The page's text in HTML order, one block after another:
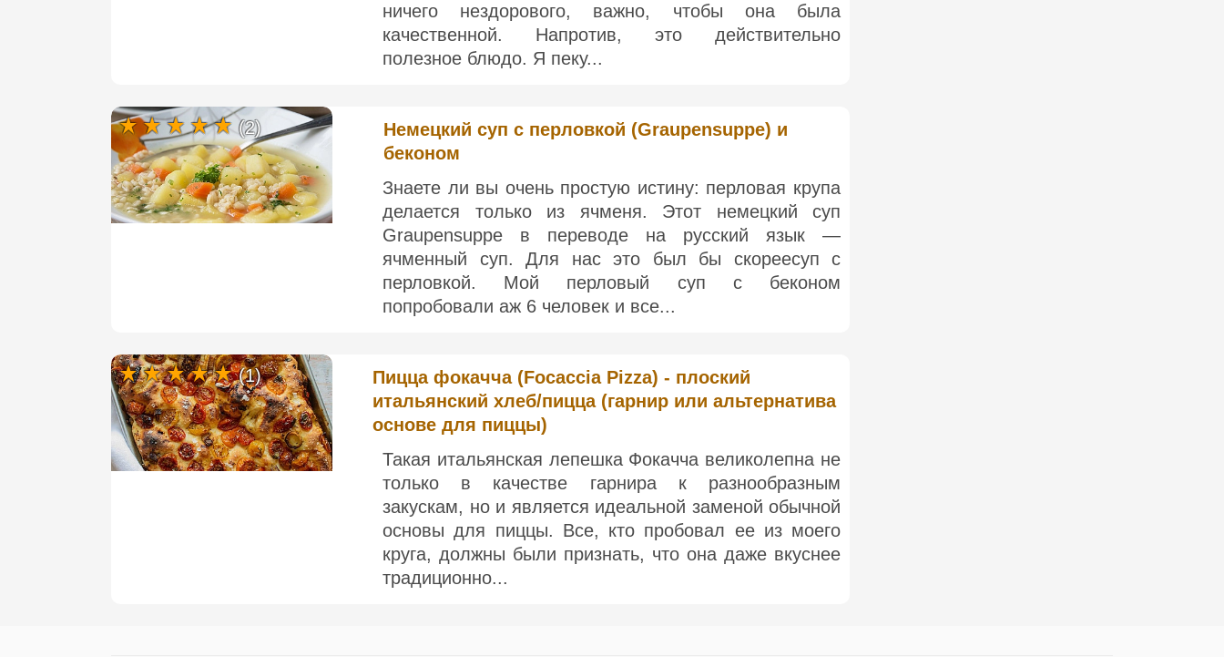
ничего нездорового, важно, чтобы она была
качественной. Напротив, это действительно
полезное блюдо. Я пеку...
Немецкий суп с перловкой (Graupensuppe) и
беконом
Знаете ли вы очень простую истину: перловая крупа
делается только из ячменя. Этот немецкий суп
Graupensuppe в переводе на русский язык —
ячменный суп. Для нас это был бы скореесуп с
перловкой. Мой перловый суп с беконом
попробовали аж 6 человек и все...
(2)
Пицца фокачча (Focaccia Pizza) - плоский
итальянский хлеб/пицца (гарнир или альтернатива
основе для пиццы)
Такая итальянская лепешка Фокачча великолепна не
только в качестве гарнира к разнообразным
закускам, но и является идеальной заменой обычной
основы для пиццы. Все, кто пробовал ее из моего
круга, должны были признать, что она даже вкуснее
традиционно...
(1)